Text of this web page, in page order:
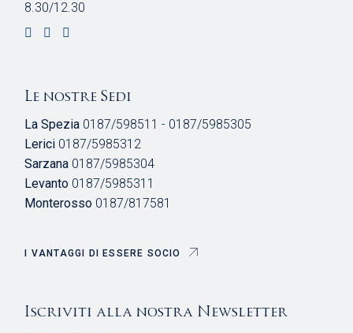
8.30/12.30
Le nostre Sedi
La Spezia 0187/598511 - 0187/5985305
Lerici 0187/5985312
Sarzana 0187/5985304
Levanto 0187/5985311
Monterosso 0187/817581
I VANTAGGI DI ESSERE SOCIO
Iscriviti alla nostra Newsletter